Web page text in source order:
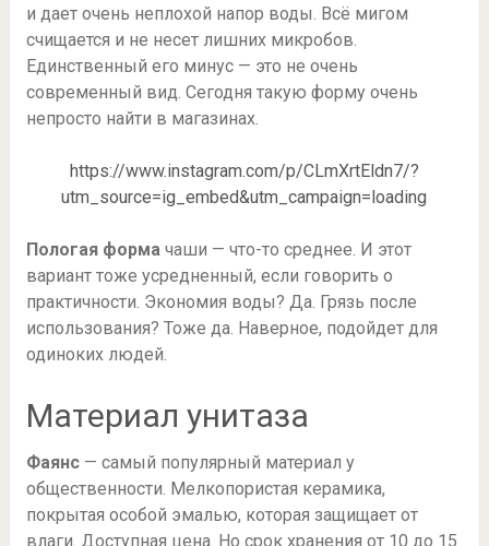
и дает очень неплохой напор воды. Всё мигом
счищается и не несет лишних микробов.
Единственный его минус — это не очень
современный вид. Сегодня такую форму очень
непросто найти в магазинах.
https://www.instagram.com/p/CLmXrtEldn7/?
utm_source=ig_embed&utm_campaign=loading
Пологая формачаши — что-то среднее. И этот
вариант тоже усредненный, если говорить о
практичности. Экономия воды? Да. Грязь после
использования? Тоже да. Наверное, подойдет для
одиноких людей.
Материал унитаза
Фаянс— самый популярный материал у
общественности. Мелкопористая керамика,
покрытая особой эмалью, которая защищает от
влаги. Доступная цена. Но срок хранения от 10 до 15